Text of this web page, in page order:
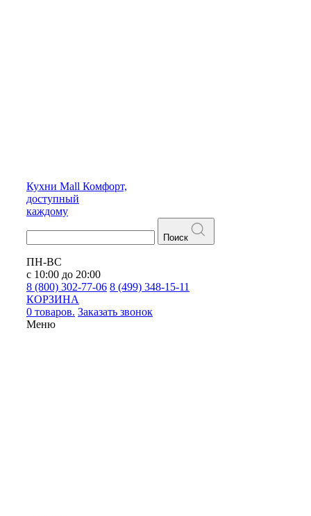
Кухни Mall Комфорт,
доступный
каждому
Поиск
ПН-ВС
с 10:00 до 20:00
8 (800) 302-77-06 8 (499) 348-15-11
КОРЗИНА
0 товаров. Заказать звонок
Меню